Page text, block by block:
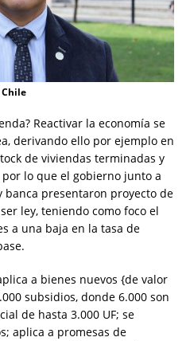
Reactivar la economía se
derivando ello por ejemplo en
de viviendas terminadas y
lo que el gobierno junto a
banca presentaron proyecto de
ley, teniendo como foco el
a una baja en la tasa de
a bienes nuevos {de valor
subsidios, donde 6.000 son
de hasta 3.000 UF; se
aplica a promesas de